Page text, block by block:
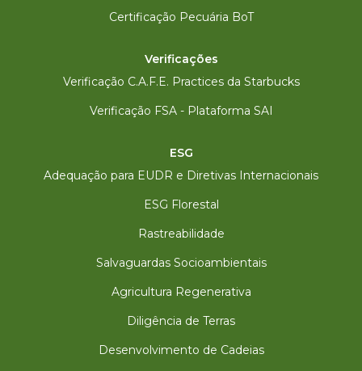
Certificação Pecuária BoT
Verificações
Verificação C.A.F.E. Practices da Starbucks
Verificação FSA - Plataforma SAI
ESG
Adequação para EUDR e Diretivas Internacionais
ESG Florestal
Rastreabilidade
Salvaguardas Socioambientais
Agricultura Regenerativa
Diligência de Terras
Desenvolvimento de Cadeias